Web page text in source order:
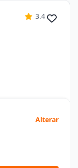
3.4
Alterar